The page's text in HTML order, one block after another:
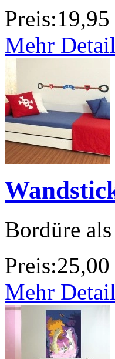
Preis:19,95
Mehr
Bordüre
Preis:25,00
Mehr